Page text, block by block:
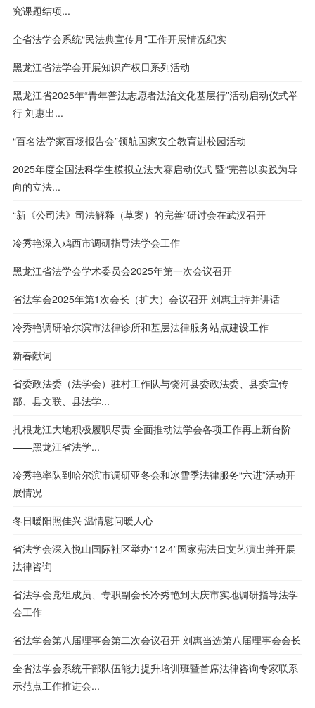
究课题结项...
全省法学会系统“民法典宣传月”工作开展情况纪实
黑龙江省法学会开展知识产权日系列活动
黑龙江省2025年“青年普法志愿者法治文化基层行”活动启动仪式举
行 刘惠出...
“百名法学家百场报告会”领航国家安全教育进校园活动
2025年度全国法科学生模拟立法大赛启动仪式 暨“完善以实践为导
向的立法...
“新《公司法》司法解释（草案）的完善”研讨会在武汉召开
冷秀艳深入鸡西市调研指导法学会工作
黑龙江省法学会学术委员会2025年第一次会议召开
省法学会2025年第1次会长（扩大）会议召开 刘惠主持并讲话
冷秀艳调研哈尔滨市法律诊所和基层法律服务站点建设工作
新春献词
省委政法委（法学会）驻村工作队与饶河县委政法委、县委宣传
部、县文联、县法学...
扎根龙江大地积极履职尽责 全面推动法学会各项工作再上新台阶
——黑龙江省法学...
冷秀艳率队到哈尔滨市调研亚冬会和冰雪季法律服务“六进”活动开
展情况
冬日暖阳照佳兴 温情慰问暖人心
省法学会深入悦山国际社区举办“12·4”国家宪法日文艺演出并开展
法律咨询
省法学会党组成员、专职副会长冷秀艳到大庆市实地调研指导法学
会工作
省法学会第八届理事会第二次会议召开 刘惠当选第八届理事会会长
全省法学会系统干部队伍能力提升培训班暨首席法律咨询专家联系
示范点工作推进会...